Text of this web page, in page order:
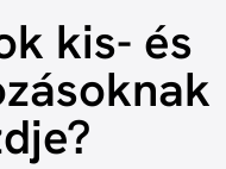
kis- és